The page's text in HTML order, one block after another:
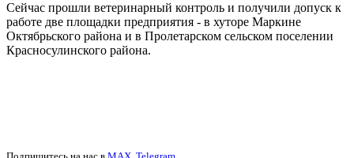
Сейчас прошли ветеринарный контроль и получили допуск к
работе две площадки предприятия - в хуторе Маркине
Октябрьского района и в Пролетарском сельском поселении
Красносулинского района.